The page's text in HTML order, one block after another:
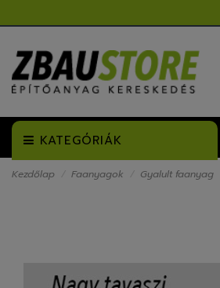
KATEGÓRIÁK
Kezdőlap Faanyagok Gyalult faanyag